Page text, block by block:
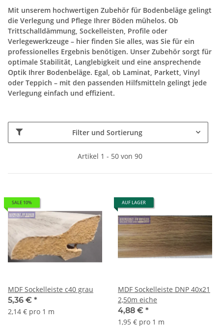
Mit unserem hochwertigen Zubehör für Bodenbeläge gelingt
die Verlegung und Pflege Ihrer Böden mühelos. Ob
Trittschalldämmung, Sockelleisten, Profile oder
Verlegewerkzeuge – hier finden Sie alles, was Sie für ein
professionelles Ergebnis benötigen. Unser Zubehör sorgt für
optimale Stabilität, Langlebigkeit und eine ansprechende
Optik Ihrer Bodenbeläge. Egal, ob Laminat, Parkett, Vinyl
oder Teppich – mit den passenden Hilfsmitteln gelingt jede
Verlegung einfach und effizient.
Filter und Sortierung
Artikel 1 - 50 von 90
SALE 10%
MDF Sockelleiste c40 grau
5,36 € *
2,14 € pro 1 m
AUF LAGER
MDF Sockelleiste DNP 40x21
2,50m eiche
4,88 € *
1,95 € pro 1 m